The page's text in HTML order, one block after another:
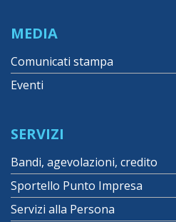
MEDIA
Comunicati stampa
Eventi
SERVIZI
Bandi, agevolazioni, credito
Sportello Punto Impresa
Servizi alla Persona